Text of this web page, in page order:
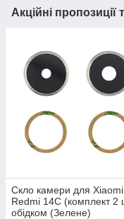
Акційні пропозиції
Скло камери для Xiaomi
Redmi 14C (комплект 2
обідком (Зелене)